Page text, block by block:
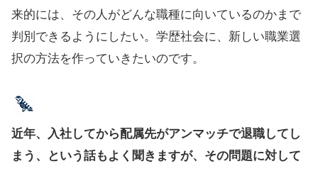
来的には、その人がどんな職種に向いているのかまで
判別できるようにしたい。学歴社会に、新しい職業選
択の方法を作っていきたいのです。
近年、入社してから配属先がアンマッチで退職してし
まう、という話もよく聞きますが、その問題に対して